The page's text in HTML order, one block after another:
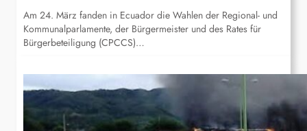
Am 24. März fanden in Ecuador die Wahlen der Regional- und
Kommunalparlamente, der Bürgermeister und des Rates für
Bürgerbeteiligung (CPCCS)…